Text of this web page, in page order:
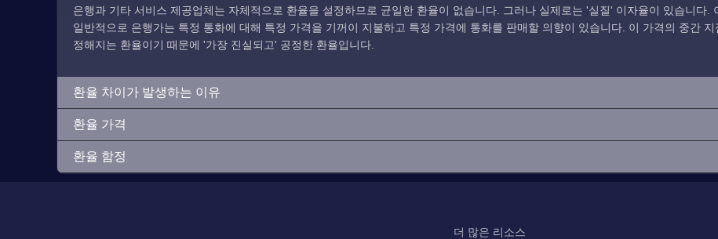
은행과 기타 서비스 제공업체는 자체적으로 환율을 설정하므로 균일한 환율이 없습니다. 그러나 실제로는 '실질' 이자율이 있습니다.
일반적으로 은행가는 특정 통화에 대해 특정 가격을 기꺼이 지불하고 특정 가격에 통화를 판매할 의향이 있습니다. 이 가격의 중간
정해지는 환율이기 때문에 '가장 진실되고' 공정한 환율입니다.
환율 차이가 발생하는 이유
환율 가격
환율 함정
더 많은 리소스